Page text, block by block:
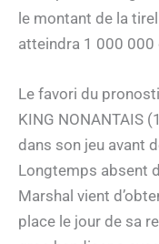
le montant de la
atteindra 1 000 000
Le favori du
KING NONANTAIS
dans son jeu avant
Longtemps absent
Marshal vient
place le jour de sa